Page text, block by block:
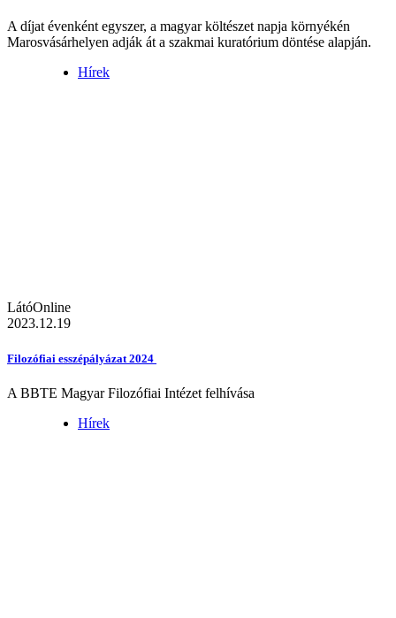
A díjat évenként egyszer, a magyar költészet napja környékén
Marosvásárhelyen adják át a szakmai kuratórium döntése alapján.
Hírek
LátóOnline
2023.12.19
Filozófiai esszépályázat 2024
A BBTE Magyar Filozófiai Intézet felhívása
Hírek